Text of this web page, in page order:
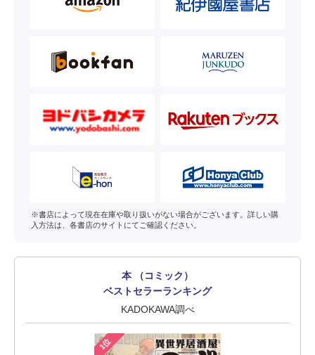
※書店によって現在在庫や取り扱いがない場合がございます。詳しい購
入方法は、各書店のサイトにてご確認ください。
本 （コミック）
ベストセラーランキング
KADOKAWA調べ
1位